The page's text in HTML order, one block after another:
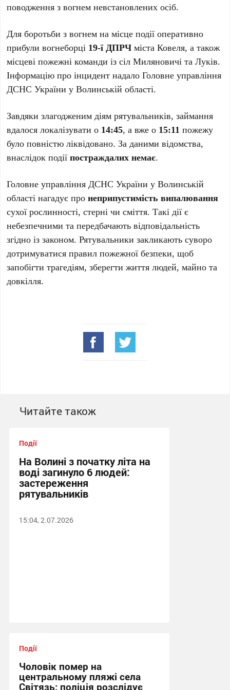
поводження з вогнем невстановлених осіб.
Для боротьби з вогнем на місце події оперативно
прибули вогнеборці 19-ї ДПРЧ міста Ковеля, а також
місцеві пожежні команди із сіл Миляновичі та Луків.
Інформацію про інцидент надало Головне управління
ДСНС України у Волинській області.
Завдяки злагодженим діям рятувальників, займання
вдалося локалізувати о 14:45, а вже о 15:11 пожежу
було повністю ліквідовано. За даними відомства,
внаслідок подіїпостраждалих немає.
Головне управління ДСНС України у Волинській
області нагадує пронеприпустимість випалювання
сухої рослинності, стерні чи сміття. Такі дії є
небезпечними та передбачають відповідальність
згідно із законом. Рятувальники закликають суворо
дотримуватися правил пожежної безпеки, щоб
запобігти трагедіям, зберегти життя людей, майно та
довкілля.
Читайте також
Події
На Волині з початку літа на
воді загинуло 6 людей:
застереження
рятувальників
15:04, 2.07.2026
Події
Чоловік помер на
центральному пляжі села
Світязь: поліція розслідує